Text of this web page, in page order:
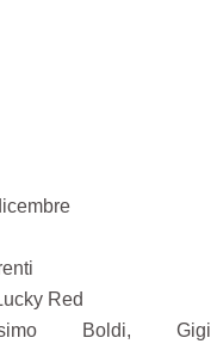
Red
Boldi, Gigi